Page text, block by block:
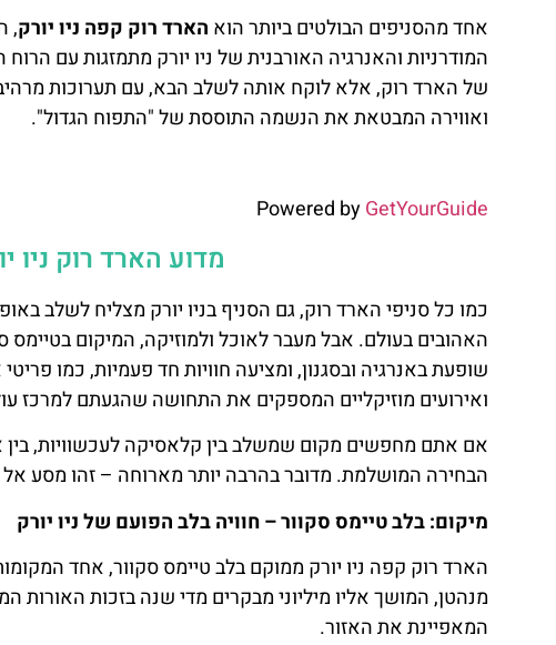
אחד מהסניפים הבולטים ביותר הוא הארד רוק קפה ניו יורק,
המודרניות והאנרגיה האורבנית של ניו יורק מתמזגות עם
של הארד רוק, אלא לוקח אותה לשלב הבא, עם תערוכות
ואווירה המבטאת את הנשמה התוססת של "התפוח הגדול".
Powered byGetYourGuide
מדוע הארד רוק ניו
כמו כל סניפי הארד רוק, גם הסניף בניו יורק מצליח לשלב
האהובים בעולם. אבל מעבר לאוכל ולמוזיקה, המיקום
שופעת באנרגיה ובסגנון, ומציעה חוויות חד פעמיות, כמו
ואירועים מוזיקליים המספקים את התחושה שהגעתם למרכז
אם אתם מחפשים מקום שמשלב בין קלאסיקה לעכשוויות, בין
הבחירה המושלמת. מדובר בהרבה יותר מארוחה – זהו מסע
מיקום: בלב טיימס סקוור – חוויה בלב הפועם של ניו יורק
הארד רוק קפה ניו יורק ממוקם בלב טיימס סקוור, אחד
מנהטן, המושך אליו מיליוני מבקרים מדי שנה בזכות האורות
המאפיינת את האזור.